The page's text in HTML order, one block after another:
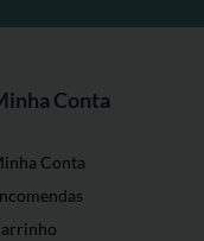
Conta
Conta